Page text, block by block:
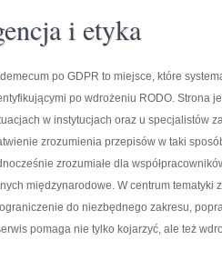
i etyka
po GDPR to miejsce, które
po wdrożeniu RODO. Strona
w instytucjach oraz u specjalistów
zrozumienia przepisów w taki
zrozumiałe dla
międzynarodowe. W centrum tematyki
do niezbędnego zakresu,
pomaga nie tylko kojarzyć, ale też